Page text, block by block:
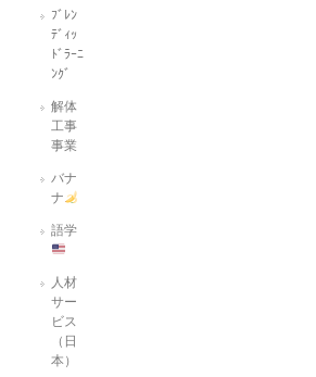
ﾌﾞﾚﾝ
ﾃﾞｨｯ
ﾄﾞﾗｰﾆ
ﾝｸﾞ
解体
工事
事業
バナ
ナ
語学
人材
サー
ビス
（日
本）